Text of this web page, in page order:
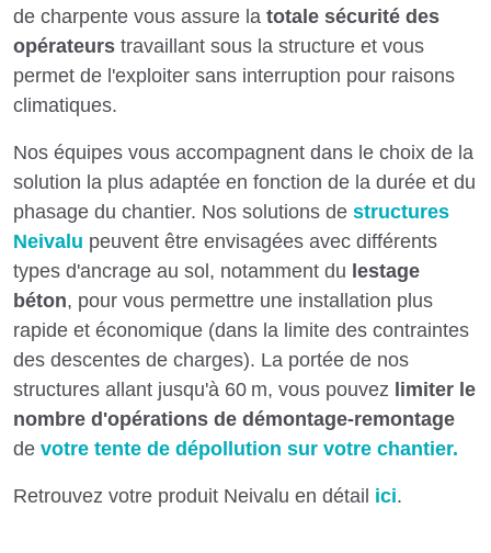
de charpente vous assure la totale sécurité des
opérateurs travaillant sous la structure et vous
permet de l'exploiter sans interruption pour raisons
climatiques.
Nos équipes vous accompagnent dans le choix de la
solution la plus adaptée en fonction de la durée et du
phasage du chantier. Nos solutions de structures
Neivalu peuvent être envisagées avec différents
types d'ancrage au sol, notamment du lestage
béton, pour vous permettre une installation plus
rapide et économique (dans la limite des contraintes
des descentes de charges). La portée de nos
structures allant jusqu'à 60 m, vous pouvez limiter le
nombre d'opérations de démontage-remontage
de votre tente de dépollution sur votre chantier.
Retrouvez votre produit Neivalu en détail ici.